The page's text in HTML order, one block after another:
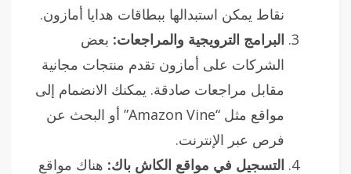
نقاط يمكن استبدالها ببطاقات هدايا أمازون.
البرامج الترويجية والمراجعات: بعض
الشركات على أمازون تقدم منتجات مجانية
مقابل مراجعات صادقة. يمكنك الانضمام إلى
مواقع مثل “Amazon Vine” أو البحث عن
فرص عبر الإنترنت.
التسجيل في مواقع الكاش باك: هناك مواقع